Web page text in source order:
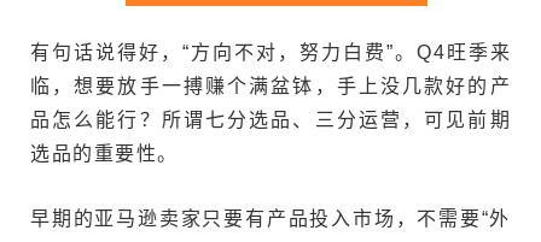
有句话说得好，“方向不对，努力白费”。Q4旺季来
临，想要放手一搏赚个满盆钵，手上没几款好的产
品怎么能行？所谓七分选品、三分运营，可见前期
选品的重要性。
早期的亚马逊卖家只要有产品投入市场，不需要“外